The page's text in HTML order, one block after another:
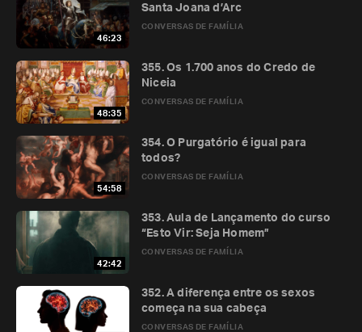
46:23
CONVERSAS DE FAMÍLIA
Santa Joana d’Arc
48:35
CONVERSAS DE FAMÍLIA
355. Os 1.700 anos do Credo de
Niceia
54:58
CONVERSAS DE FAMÍLIA
354. O Purgatório é igual para
todos?
42:42
CONVERSAS DE FAMÍLIA
353. Aula de Lançamento do curso
“Esto Vir: Seja Homem”
CONVERSAS DE FAMÍLIA
352. A diferença entre os sexos
começa na sua cabeça